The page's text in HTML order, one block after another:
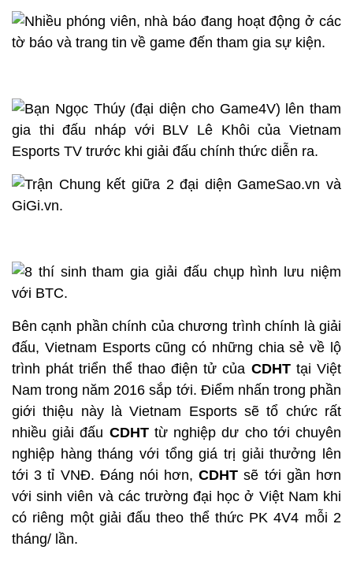
Bên cạnh phần chính của chương trình chính là giải
đấu, Vietnam Esports cũng có những chia sẻ về lộ
trình phát triển thể thao điện tử của CDHT tại Việt
Nam trong năm 2016 sắp tới. Điểm nhấn trong phần
giới thiệu này là Vietnam Esports sẽ tổ chức rất
nhiều giải đấu CDHT từ nghiệp dư cho tới chuyên
nghiệp hàng tháng với tổng giá trị giải thưởng lên
tới 3 tỉ VNĐ. Đáng nói hơn,CDHTsẽ tới gần hơn
với sinh viên và các trường đại học ở Việt Nam khi
có riêng một giải đấu theo thể thức PK 4V4 mỗi 2
tháng/ lần.